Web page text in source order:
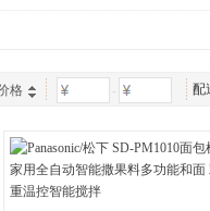
格 - 配